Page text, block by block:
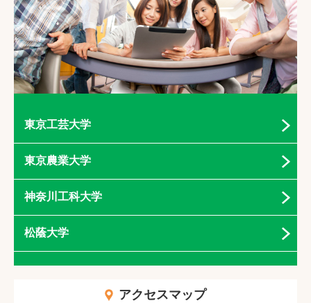
東京工芸大学
東京農業大学
神奈川工科大学
松蔭大学
アクセスマップ